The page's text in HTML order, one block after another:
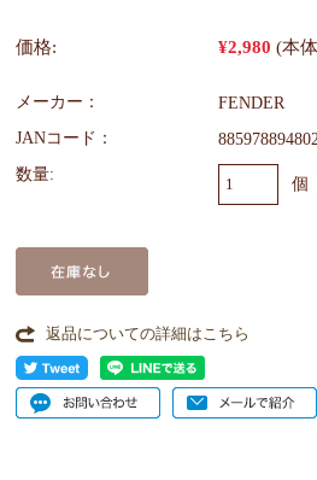
価格: ¥2,980 (本
メーカー：
FENDER
JANコード：
885978894802
数量:
個
返品についての詳細はこちら